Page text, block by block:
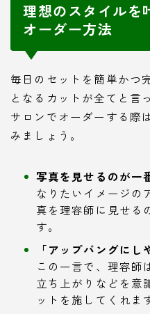
理想のスタイルを
オーダー方法
毎日のセットを簡単かつ
となるカットが全てと言
サロンでオーダーする際
みましょう。
写真を見せるのが一
なりたいイメージの
真を理容師に見せる
す。
「アップバングに
この一言で、理容師
立ち上がりなどを意
ットを施してくれま